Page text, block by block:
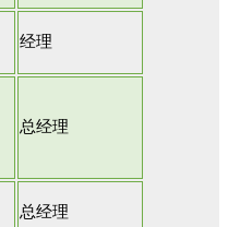
经理
总经理
总经理